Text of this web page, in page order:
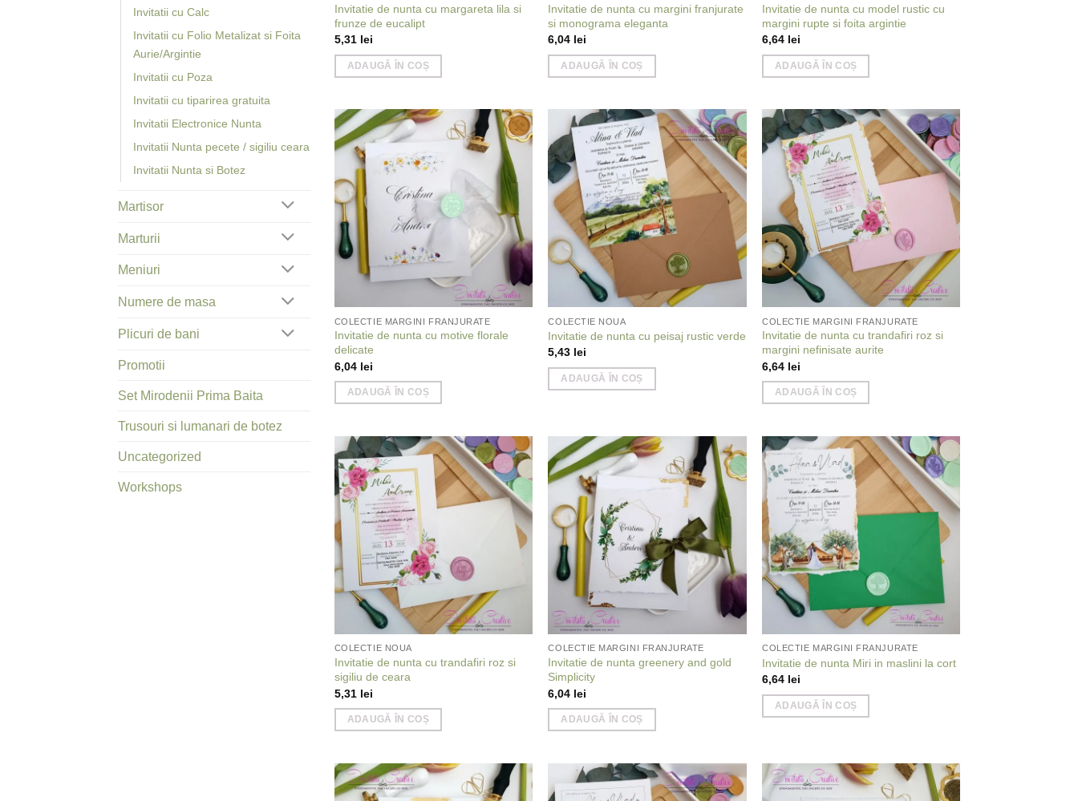
Invitatii cu Calc
Invitatii cu Folio Metalizat si Foita
Aurie/Argintie
Invitatii cu Poza
Invitatii cu tiparirea gratuita
Invitatii Electronice Nunta
Invitatii Nunta pecete / sigiliu ceara
Invitatii Nunta si Botez
Martisor
Marturii
Meniuri
Numere de masa
Plicuri de bani
Promotii
Set Mirodenii Prima Baita
Trusouri si lumanari de botez
Uncategorized
Workshops
Invitatie de nunta cu margareta lila si
frunze de eucalipt
5,31 lei
ADAUGĂ ÎN COȘ
Invitatie de nunta cu margini franjurate
si monograma eleganta
6,04 lei
ADAUGĂ ÎN COȘ
Invitatie de nunta cu model rustic cu
margini rupte si foita argintie
6,64 lei
ADAUGĂ ÎN COȘ
Add to
wishlist
COLECTIE MARGINI FRANJURATE
Invitatie de nunta cu motive florale
delicate
6,04 lei
ADAUGĂ ÎN COȘ
Add to
wishlist
COLECTIE NOUA
Invitatie de nunta cu peisaj rustic verde
5,43 lei
ADAUGĂ ÎN COȘ
Add to
wishlist
COLECTIE MARGINI FRANJURATE
Invitatie de nunta cu trandafiri roz si
margini nefinisate aurite
6,64 lei
ADAUGĂ ÎN COȘ
Add to
wishlist
COLECTIE NOUA
Invitatie de nunta cu trandafiri roz si
sigiliu de ceara
5,31 lei
ADAUGĂ ÎN COȘ
Add to
wishlist
COLECTIE MARGINI FRANJURATE
Invitatie de nunta greenery and gold
Simplicity
6,04 lei
ADAUGĂ ÎN COȘ
Add to
wishlist
COLECTIE MARGINI FRANJURATE
Invitatie de nunta Miri in maslini la cort
6,64 lei
ADAUGĂ ÎN COȘ